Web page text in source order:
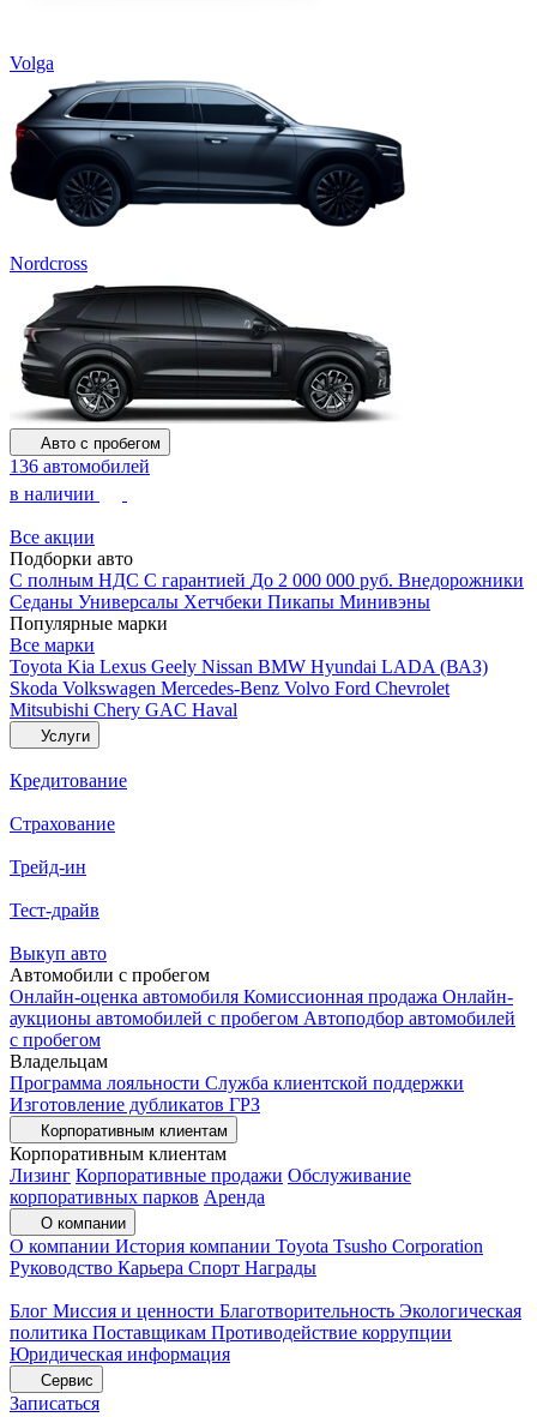
Volga
Nordcross
Авто с пробегом
136 автомобилей
в наличии
Все акции
Подборки авто
С полным НДС С гарантией До 2 000 000 руб. Внедорожники
Седаны Универсалы Хетчбеки Пикапы Минивэны
Популярные марки
Все марки
Toyota Kia Lexus Geely Nissan BMW Hyundai LADA (ВАЗ)
Skoda Volkswagen Mercedes-Benz Volvo Ford Chevrolet
Mitsubishi Chery GAC Haval
Услуги
Кредитование
Страхование
Трейд-ин
Тест-драйв
Выкуп авто
Автомобили с пробегом
Онлайн-оценка автомобиля Комиссионная продажа Онлайн-
аукционы автомобилей с пробегом Автоподбор автомобилей
с пробегом
Владельцам
Программа лояльности Служба клиентской поддержки
Изготовление дубликатов ГРЗ
Корпоративным клиентам
Корпоративным клиентам
Лизинг Корпоративные продажи Обслуживание
корпоративных парков Аренда
О компании
О компании История компании Toyota Tsusho Corporation
Руководство Карьера Спорт Награды
Блог Миссия и ценности Благотворительность Экологическая
политика Поставщикам Противодействие коррупции
Юридическая информация
Сервис
Записаться